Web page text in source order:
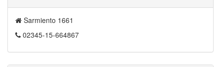
Sarmiento 1661
02345-15-664867